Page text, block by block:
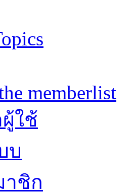
memberlist
ใช้
บ
าชิก